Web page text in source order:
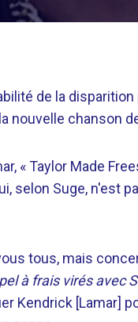
de la
nouvelle chanson
« Taylor Made
selon Suge, n'est
tous, mais
à frais virés avec
Kendrick [Lamar]